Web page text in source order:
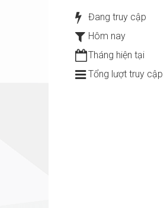
Đang truy cập
Hôm nay
Tháng hiện tại
Tổng lượt truy cập